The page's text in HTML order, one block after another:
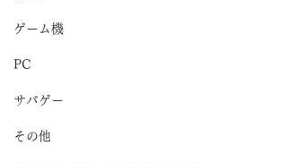
ゲーム機
PC
サバゲー
その他